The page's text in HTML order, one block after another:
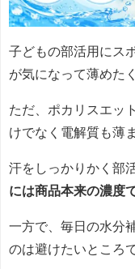
子どもの部活用にス
が気になって薄めた
ただ、ポカリスエッ
けでなく電解質も薄
汗をしっかりかく部
には商品本来の濃度
一方で、毎日の水分
のは避けたいところ